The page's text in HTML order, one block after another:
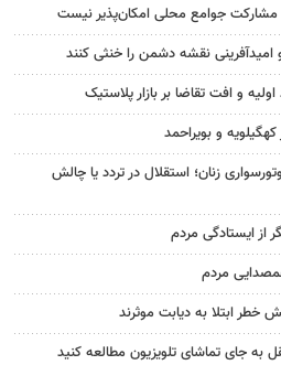
مشارکت جوامع محلی امکان‌پذیر نیست
و امیدآفرینی نقشه دشمن را خنثی کنند
و افت تقاضا بر بازار پلاستیک
و بویراحمد
زنان؛ استقلال در تردد یا چالش
از ایستادگی مردم
مردم
ابتلا به دیابت موثرند
جای تماشای تلویزیون مطالعه کنید